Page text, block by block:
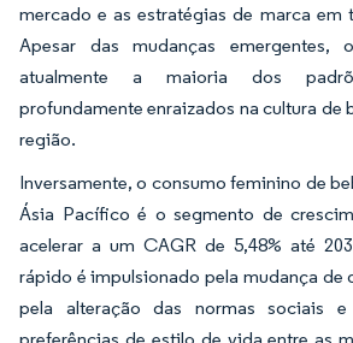
mercado e as estratégias de marca em
Apesar das mudanças emergentes,
atualmente a maioria dos
profundamente enraizados na cultura de
região.
Inversamente, o consumo feminino de
Ásia Pacífico é o segmento de
acelerar a um CAGR de 5,48% até
rápido é impulsionado pela mudança de
pela alteração das normas sociais